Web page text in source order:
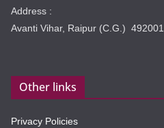
Address :
Avanti Vihar, Raipur (C.G.) 492001
Other links
Privacy Policies